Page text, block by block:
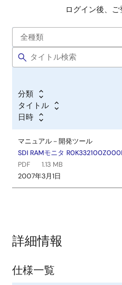
ログイン後、ご
分類
タイトル
日時
マニュアル－開発ツール
SDI RAMモニタ
PDF
1.13 MB
2007年3月1日
詳細情報
仕様一覧